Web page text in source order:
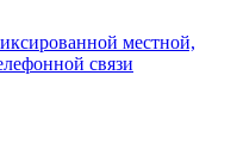
местной,
связи